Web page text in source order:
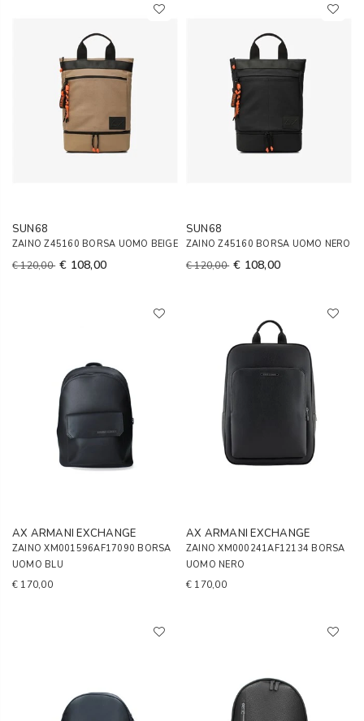
SUN68
ZAINO Z45160 BORSA UOMO BEIGE
€ 120,00 € 108,00
SUN68
ZAINO Z45160 BORSA UOMO NERO
€ 120,00 € 108,00
AX ARMANI EXCHANGE
ZAINO XM001596AF17090 BORSA
UOMO BLU
€ 170,00
AX ARMANI EXCHANGE
ZAINO XM000241AF12134 BORSA
UOMO NERO
€ 170,00